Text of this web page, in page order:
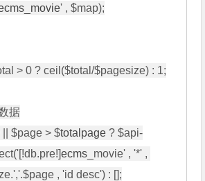
movie' , $map);
> 0 ? ceil($total/$pagesize) : 1;
据
|| $page > $totalpage ? $api-
ecms _movie' , '*' ,
, 'id desc') : [];